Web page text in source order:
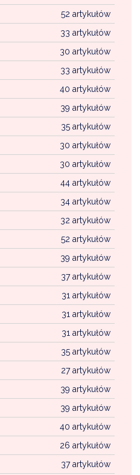
52 artykułów
33 artykułów
30 artykułów
33 artykułów
40 artykułów
39 artykułów
35 artykułów
30 artykułów
30 artykułów
44 artykułów
34 artykułów
32 artykułów
52 artykułów
39 artykułów
37 artykułów
31 artykułów
31 artykułów
31 artykułów
35 artykułów
27 artykułów
39 artykułów
39 artykułów
40 artykułów
26 artykułów
37 artykułów